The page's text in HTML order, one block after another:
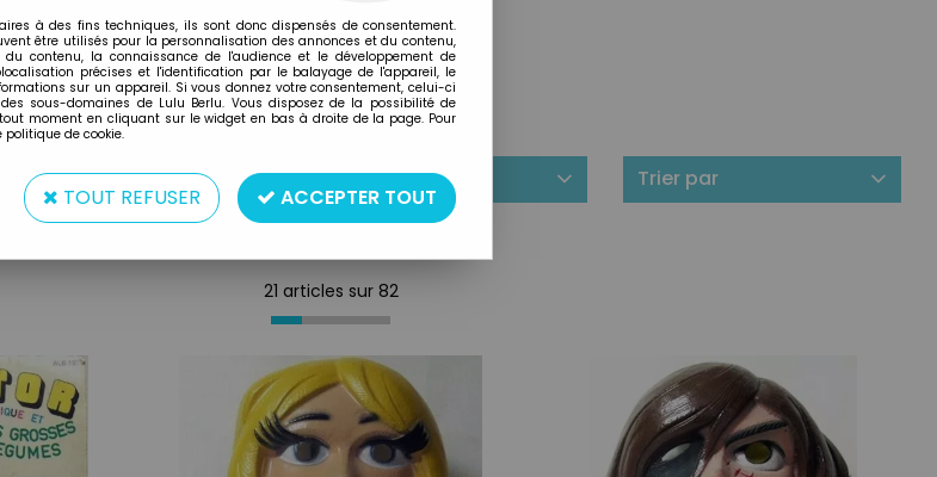
Cesar
Prix Disponibilité Trier par
21 articles sur 82
à des fins techniques, ils sont donc dispensés de consentement.
être utilisés pour la personnalisation des annonces et du contenu,
contenu, la connaissance de l'audience et le développement de
précises et l'identification par le balayage de l'appareil, le
sur un appareil. Si vous donnez votre consentement, celui-ci
sous-domaines de Lulu Berlu. Vous disposez de la possibilité de
moment en cliquant sur le widget en bas à droite de la page. Pour
de cookie.
TOUT REFUSER ACCEPTER TOUT